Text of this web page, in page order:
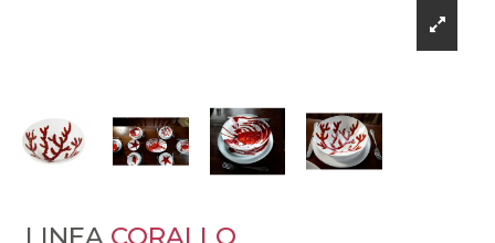
LINEA CORALLO